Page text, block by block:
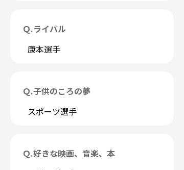
Ｑ.ライバル
康本選手
Ｑ.子供のころの夢
スポーツ選手
Ｑ.好きな映画、音楽、本